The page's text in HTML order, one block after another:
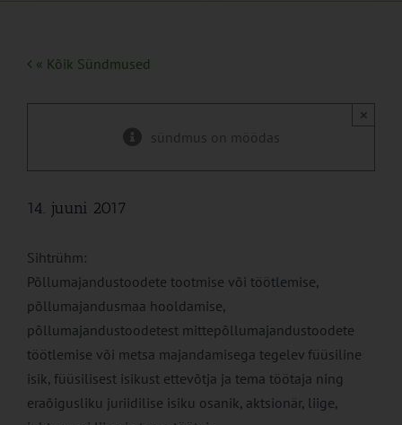
« Kõik Sündmused
sündmus on möödas
×
14. juuni 2017
Sihtrühm:
Põllumajandustoodete tootmise või töötlemise,
põllumajandusmaa hooldamise,
põllumajandustoodetest mittepõllumajandustoodete
töötlemise või metsa majandamisega tegelev füüsiline
isik, füüsilisest isikust ettevõtja ja tema töötaja ning
eraõigusliku juriidilise isiku osanik, aktsionär, liige,